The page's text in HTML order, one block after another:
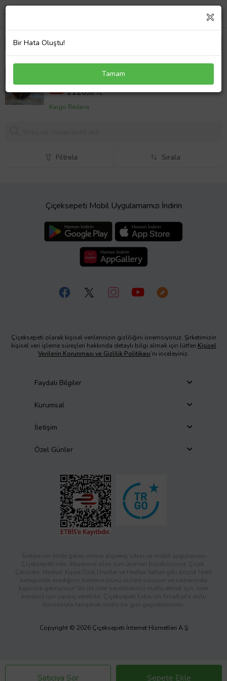
Antika Murano Cam Kuş (Ekru-Koyu Kahve)
%10 1250,00 TL
1120,00 TL
Kargo Bedava
Satıcıya Sor Sepete Ekle
Filtrele Sırala
Çiçeksepeti Mobil Uygulamamızı İndirin
Çiçeksepeti olarak kişisel verilerinizin gizliliğini önemsiyoruz. Şirketimizin
kişisel veri işleme süreçleri hakkında detaylı bilgi almak için lütfen Kişisel
Verilerin Korunması ve Gizlilik Politikası’nı inceleyiniz.
Faydalı Bilgiler
Kurumsal
İletişim
Özel Günler
Türkiye’nin önde gelen online alışveriş sitesi ve mobil uygulaması
Çiçeksepeti’nde, ihtiyacınız olan tüm ürünleri bulabilirsiniz. Çiçek,
Çikolata, Hediye, Kişiye Özel Ürünler ve Hediye Setleri gibi birçok farklı
kategoride aradığınız binlerce ürünü sizlere sunuyor ve zamanında
kapınıza getiriyoruz! Siz de ister sevdiklerinizi mutlu etmek için, ister
kendiniz için sipariş verebilir; Çiçeksepeti Extra’nın fırsatlarla dolu
dünyasıyla tanışarak mutlu bir gün geçirebilirsiniz.
Copyright © 2026 Çiçeksepeti İnternet Hizmetleri A.Ş
Bir Hata Oluştu!
Tamam